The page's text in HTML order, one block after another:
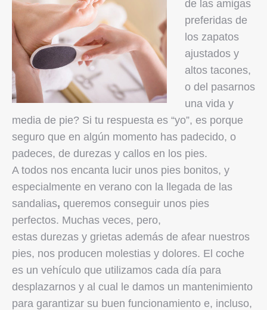
de las amigas
preferidas de
los zapatos
ajustados y
altos tacones,
o del pasarnos
una vida y
media de pie? Si tu respuesta es “yo”, es porque
seguro que en algún momento has padecido, o
padeces, de durezas y callos en los pies.
A todos nos encanta lucir unos pies bonitos, y
especialmente en verano con la llegada de las
sandalias, queremos conseguir unos pies
perfectos. Muchas veces, pero,
estas durezas y grietas además de afear nuestros
pies, nos producen molestias y dolores. El coche
es un vehículo que utilizamos cada día para
desplazarnos y al cual le damos un mantenimiento
para garantizar su buen funcionamiento e, incluso,